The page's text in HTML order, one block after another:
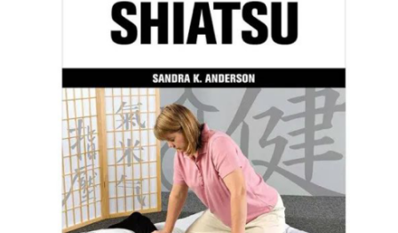
R$125,00